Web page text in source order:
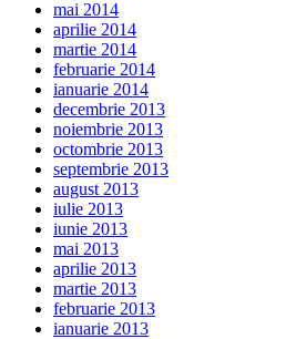
mai 2014
aprilie 2014
martie 2014
februarie 2014
ianuarie 2014
decembrie 2013
noiembrie 2013
octombrie 2013
septembrie 2013
august 2013
iulie 2013
iunie 2013
mai 2013
aprilie 2013
martie 2013
februarie 2013
ianuarie 2013